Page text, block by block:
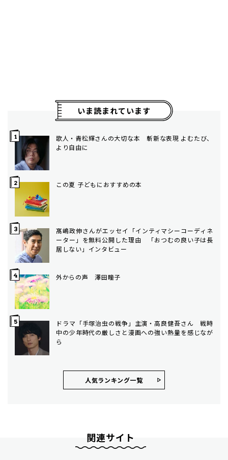
いま読まれています
歌人・青松輝さんの大切な本 斬新な表現 よむたび、
より自由に
この夏 子どもにおすすめの本
髙嶋政伸さんがエッセイ「インティマシーコーディネ
ーター」を無料公開した理由 「おつむの良い子は長
居しない」インタビュー
外からの声 澤田瞳子
ドラマ「手塚治虫の戦争」主演・高良健吾さん 戦時
中の少年時代の厳しさと漫画への強い熱量を感じなが
ら
人気ランキング⼀覧
関連サイト